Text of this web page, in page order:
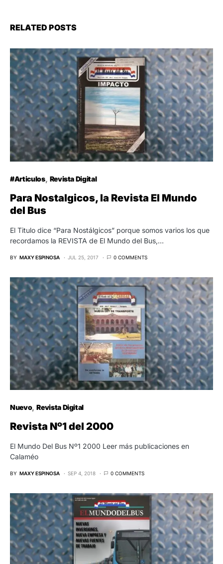
RELATED POSTS
#Articulos Revista Digital
Para Nostalgicos, la Revista El Mundo
del Bus
El Titulo dice “Para Nostálgicos” porque somos varios los que
recordamos la REVISTA de El Mundo del Bus,…
BY MAXY ESPINOSA JUL 25, 2017 0 COMMENTS
Nuevo Revista Digital
Revista Nº1 del 2000
El Mundo Del Bus Nº1 2000 Leer más publicaciones en
Calaméo
BY MAXY ESPINOSA SEP 4, 2018 0 COMMENTS